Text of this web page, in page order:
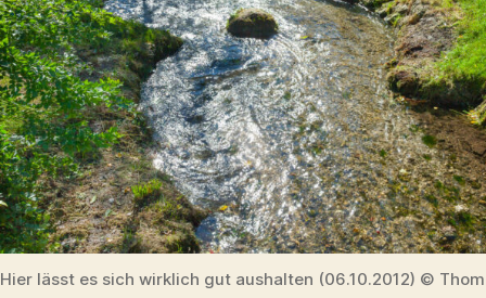
Hier lässt es sich wirklich gut aushalten (06.10.2012) ©